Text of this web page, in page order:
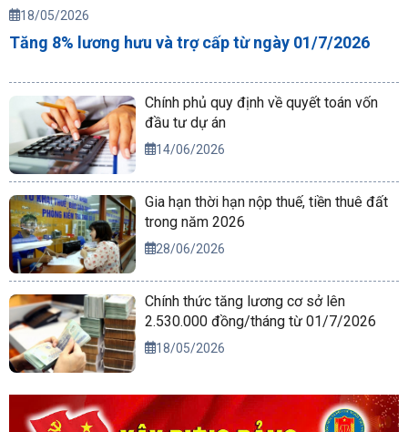
18/05/2026
Tăng 8% lương hưu và trợ cấp từ ngày 01/7/2026
Chính phủ quy định về quyết toán vốn
đầu tư dự án
14/06/2026
Gia hạn thời hạn nộp thuế, tiền thuê đất
trong năm 2026
28/06/2026
Chính thức tăng lương cơ sở lên
2.530.000 đồng/tháng từ 01/7/2026
18/05/2026